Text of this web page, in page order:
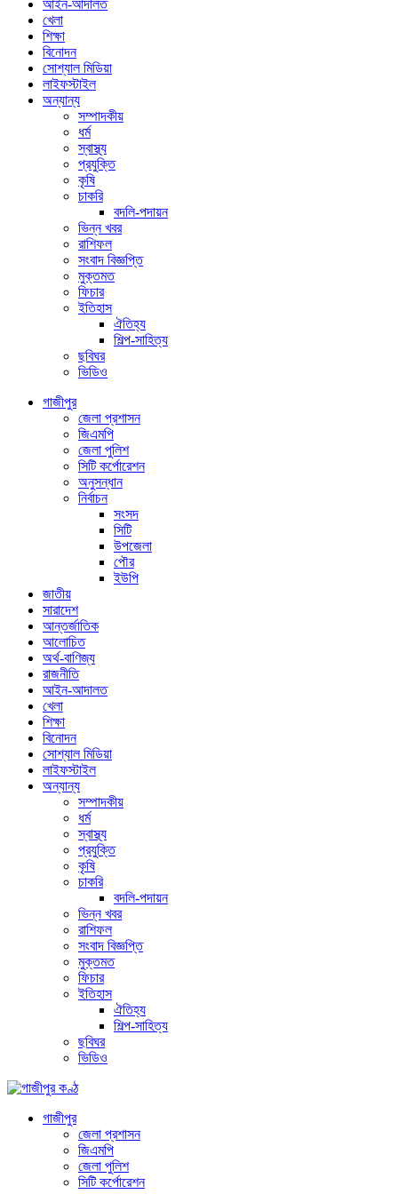
আইন-আদালত
খেলা
শিক্ষা
বিনোদন
সোশ্যাল মিডিয়া
লাইফস্টাইল
অন্যান্য
সম্পাদকীয়
ধর্ম
স্বাস্থ্য
প্রযুক্তি
কৃষি
চাকরি
বদলি-পদায়ন
ভিন্ন খবর
রাশিফল
সংবাদ বিজ্ঞপ্তি
মুক্তমত
ফিচার
ইতিহাস
ঐতিহ্য
শিল্প-সাহিত্য
ছবিঘর
ভিডিও
গাজীপুর
জেলা প্রশাসন
জিএমপি
জেলা পুলিশ
সিটি কর্পোরেশন
অনুসন্ধান
নির্বাচন
সংসদ
সিটি
উপজেলা
পৌর
ইউপি
জাতীয়
সারাদেশ
আন্তর্জাতিক
আলোচিত
অর্থ-বাণিজ্য
রাজনীতি
আইন-আদালত
খেলা
শিক্ষা
বিনোদন
সোশ্যাল মিডিয়া
লাইফস্টাইল
অন্যান্য
সম্পাদকীয়
ধর্ম
স্বাস্থ্য
প্রযুক্তি
কৃষি
চাকরি
বদলি-পদায়ন
ভিন্ন খবর
রাশিফল
সংবাদ বিজ্ঞপ্তি
মুক্তমত
ফিচার
ইতিহাস
ঐতিহ্য
শিল্প-সাহিত্য
ছবিঘর
ভিডিও
গাজীপুর
জেলা প্রশাসন
জিএমপি
জেলা পুলিশ
সিটি কর্পোরেশন